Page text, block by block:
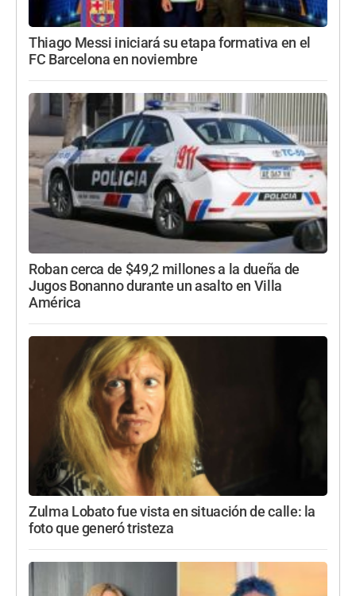
Thiago Messi iniciará su etapa formativa en el
FC Barcelona en noviembre
Roban cerca de $49,2 millones a la dueña de
Jugos Bonanno durante un asalto en Villa
América
Zulma Lobato fue vista en situación de calle: la
foto que generó tristeza